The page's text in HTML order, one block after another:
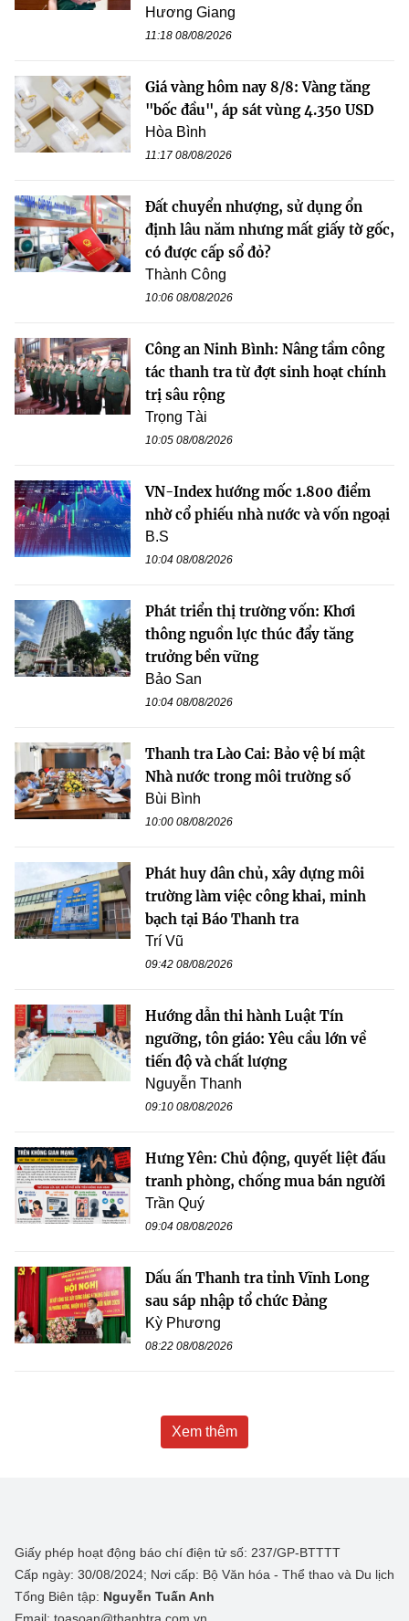
Hương Giang
11:18 08/08/2026
Giá vàng hôm nay 8/8: Vàng tăng
"bốc đầu", áp sát vùng 4.350 USD
Hòa Bình
11:17 08/08/2026
Đất chuyển nhượng, sử dụng ổn
định lâu năm nhưng mất giấy tờ gốc,
có được cấp sổ đỏ?
Thành Công
10:06 08/08/2026
Công an Ninh Bình: Nâng tầm công
tác thanh tra từ đợt sinh hoạt chính
trị sâu rộng
Trọng Tài
10:05 08/08/2026
VN-Index hướng mốc 1.800 điểm
nhờ cổ phiếu nhà nước và vốn ngoại
B.S
10:04 08/08/2026
Phát triển thị trường vốn: Khơi
thông nguồn lực thúc đẩy tăng
trưởng bền vững
Bảo San
10:04 08/08/2026
Thanh tra Lào Cai: Bảo vệ bí mật
Nhà nước trong môi trường số
Bùi Bình
10:00 08/08/2026
Phát huy dân chủ, xây dựng môi
trường làm việc công khai, minh
bạch tại Báo Thanh tra
Trí Vũ
09:42 08/08/2026
Hướng dẫn thi hành Luật Tín
ngưỡng, tôn giáo: Yêu cầu lớn về
tiến độ và chất lượng
Nguyễn Thanh
09:10 08/08/2026
Hưng Yên: Chủ động, quyết liệt đấu
tranh phòng, chống mua bán người
Trần Quý
09:04 08/08/2026
Dấu ấn Thanh tra tỉnh Vĩnh Long
sau sáp nhập tổ chức Đảng
Kỳ Phương
08:22 08/08/2026
Xem thêm
Giấy phép hoạt động báo chí điện tử số: 237/GP-BTTTT
Cấp ngày: 30/08/2024; Nơi cấp: Bộ Văn hóa - Thể thao và Du lịch
Tổng Biên tập: Nguyễn Tuấn Anh
Email: toasoan@thanhtra.com.vn